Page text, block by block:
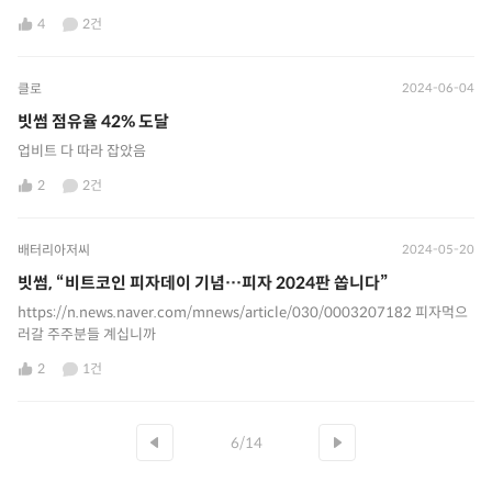
4 2건
클로 2024-06-04
빗썸 점유율 42% 도달
업비트 다 따라 잡았음
2 2건
배터리아저씨 2024-05-20
빗썸, “비트코인 피자데이 기념…피자 2024판 쏩니다”
https://n.news.naver.com/mnews/article/030/0003207182 피자먹으
러갈 주주분들 계십니까
2 1건
6/14